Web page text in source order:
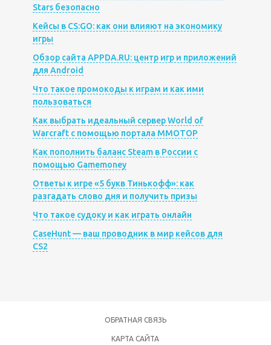
Stars безопасно
Кейсы в CS:GO: как они влияют на экономику
игры
Обзор сайта APPDA.RU: центр игр и приложений
для Android
Что такое промокоды к играм и как ими
пользоваться
Как выбрать идеальный сервер World of
Warcraft с помощью портала MMOTOP
Как пополнить баланс Steam в России с
помощью Gamemoney
Ответы к игре «5 букв Тинькофф»: как
разгадать слово дня и получить призы
Что такое судоку и как играть онлайн
CaseHunt — ваш проводник в мир кейсов для
CS2
ОБРАТНАЯ СВЯЗЬ
КАРТА САЙТА